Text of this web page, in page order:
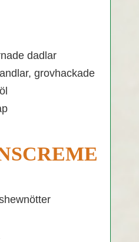
dadlar
grovhackade